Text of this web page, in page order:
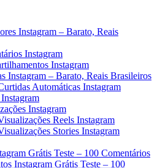
Instagram – Barato, Reais
Instagram
Instagram
Instagram – Barato, Reais Brasileiros
Automáticas Instagram
Instagram
Reels Instagram
Stories Instagram
Grátis Teste – 100 Comentários
Instagram Grátis Teste – 100